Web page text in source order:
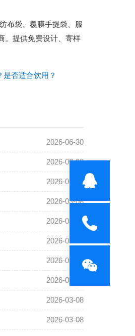
布袋、覆膜手提袋、服
。提供免费设计、寄样
否适合饮用？
2026-06-30
2026-03-08
2026-03-08
2026-03-08
2026-03-08
2026-03-08
2026-03-08
2026-03-08
2026-03-08
2026-03-08